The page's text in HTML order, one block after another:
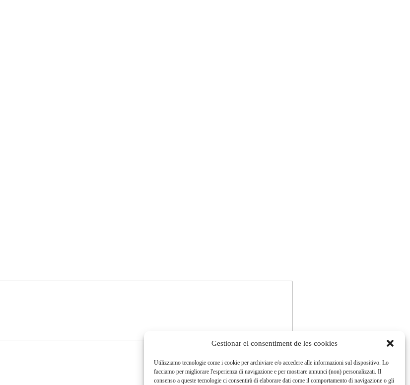
Gestionar el consentiment de les cookies
Utilizziamo tecnologie come i cookie per archiviare e/o accedere alle informazioni sul dispositivo. Lo
facciamo per migliorare l'esperienza di navigazione e per mostrare annunci (non) personalizzati. Il
consenso a queste tecnologie ci consentirà di elaborare dati come il comportamento di navigazione o gli